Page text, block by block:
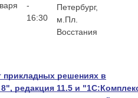
-
16:30
Петербург,
м.Пл.
Восстания
прикладных решениях в
редакция 11.5 и